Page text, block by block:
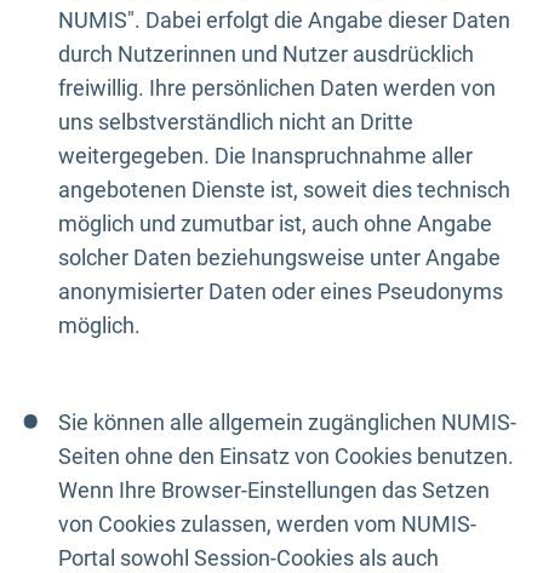
NUMIS". Dabei erfolgt die Angabe dieser Daten
durch Nutzerinnen und Nutzer ausdrücklich
freiwillig. Ihre persönlichen Daten werden von
uns selbstverständlich nicht an Dritte
weitergegeben. Die Inanspruchnahme aller
angebotenen Dienste ist, soweit dies technisch
möglich und zumutbar ist, auch ohne Angabe
solcher Daten beziehungsweise unter Angabe
anonymisierter Daten oder eines Pseudonyms
möglich.
Sie können alle allgemein zugänglichen NUMIS-
Seiten ohne den Einsatz von Cookies benutzen.
Wenn Ihre Browser-Einstellungen das Setzen
von Cookies zulassen, werden vom NUMIS-
Portal sowohl Session-Cookies als auch